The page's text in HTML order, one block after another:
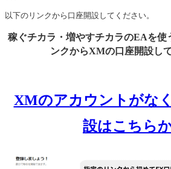
以下のリンクから口座開設してください。
稼ぐチカラ・増やすチカラのEAを使
ンクからXMの口座開設し
XMのアカウントがな
設はこちら